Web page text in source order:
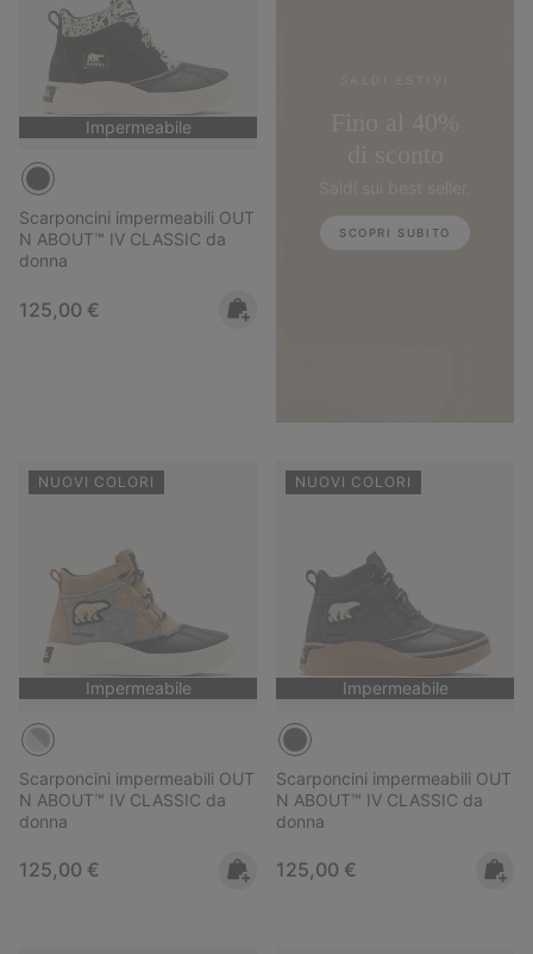
Impermeabile
Scarponcini impermeabili OUT
N ABOUT™ IV CLASSIC da
donna
Regular price:
125,00 €
SCOPRI SUBITO
NUOVI COLORI
Impermeabile
Scarponcini impermeabili OUT
N ABOUT™ IV CLASSIC da
donna
Regular price:
125,00 €
NUOVI COLORI
Impermeabile
Scarponcini impermeabili OUT
N ABOUT™ IV CLASSIC da
donna
Regular price:
125,00 €